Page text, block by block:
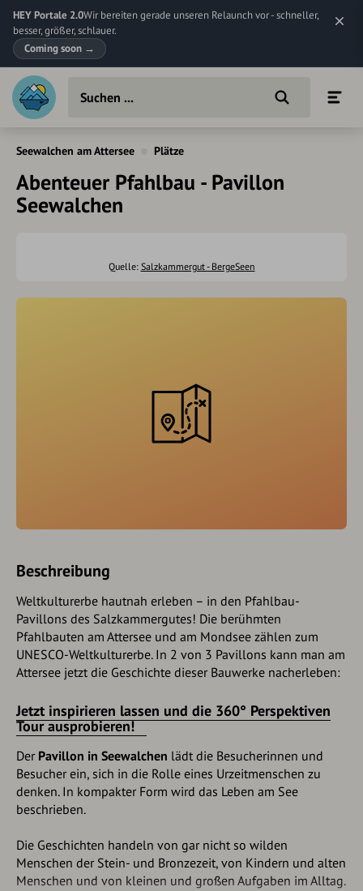
HEY Portale 2.0Wir bereiten gerade unseren Relaunch vor - schneller,
besser, größer, schlauer.
Coming soon →
Seewalchen am Attersee Plätze
Abenteuer Pfahlbau - Pavillon
Seewalchen
Quelle: Salzkammergut - BergeSeen
Beschreibung
Weltkulturerbe hautnah erleben – in den Pfahlbau-
Pavillons des Salzkammergutes! Die berühmten
Pfahlbauten am Attersee und am Mondsee zählen zum
UNESCO-Weltkulturerbe. In 2 von 3 Pavillons kann man am
Attersee jetzt die Geschichte dieser Bauwerke nacherleben:
Jetzt inspirieren lassen und die 360° Perspektiven
Tour ausprobieren!
Der Pavillon in Seewalchen lädt die Besucherinnen und
Besucher ein, sich in die Rolle eines Urzeitmenschen zu
denken. In kompakter Form wird das Leben am See
beschrieben.
Die Geschichten handeln von gar nicht so wilden
Menschen der Stein- und Bronzezeit, von Kindern und alten
Menschen und von kleinen und großen Aufgaben im Alltag.